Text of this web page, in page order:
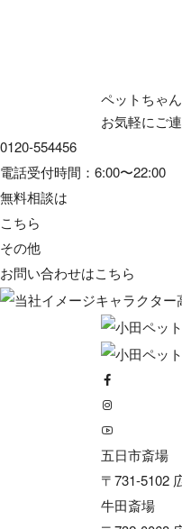
ペットちゃ
お気軽にご
0120-554456
電話受付時間：6:00〜22:00
無料相談は
こちら
その他
お問い合わせはこちら
五日市斎場
〒731-5102
牛田斎場